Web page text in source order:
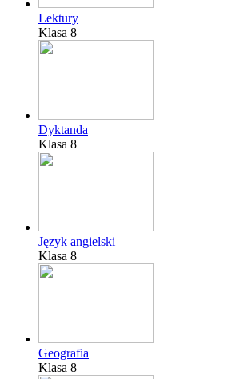
Lektury
Klasa 8
Dyktanda
Klasa 8
Język angielski
Klasa 8
Geografia
Klasa 8